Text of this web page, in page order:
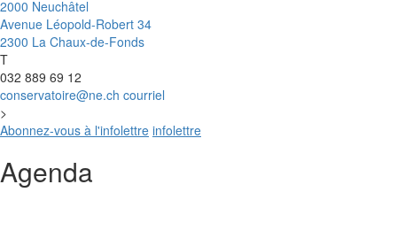
2000 Neuchâtel
Avenue Léopold-Robert 34
2300 La Chaux-de-Fonds
T
032 889 69 12
conservatoire@ne.ch courriel
>
Abonnez-vous à l'infolettre infolettre
Agenda